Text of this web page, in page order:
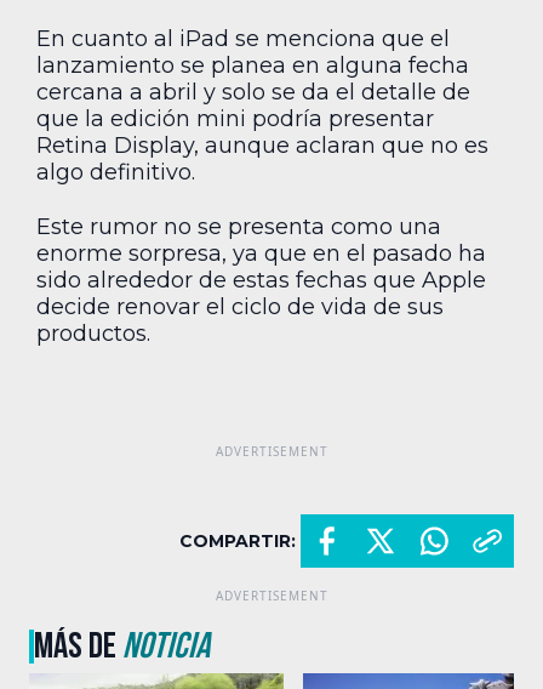
En cuanto al iPad se menciona que el
lanzamiento se planea en alguna fecha
cercana a abril y solo se da el detalle de
que la edición mini podría presentar
Retina Display, aunque aclaran que no es
algo definitivo.
Este rumor no se presenta como una
enorme sorpresa, ya que en el pasado ha
sido alrededor de estas fechas que Apple
decide renovar el ciclo de vida de sus
productos.
COMPARTIR:
MÁS DENOTICIA